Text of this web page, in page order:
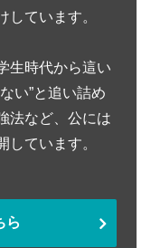
しています。
生時代から這い
い”と追い詰め
法など、公には
しています。
ら